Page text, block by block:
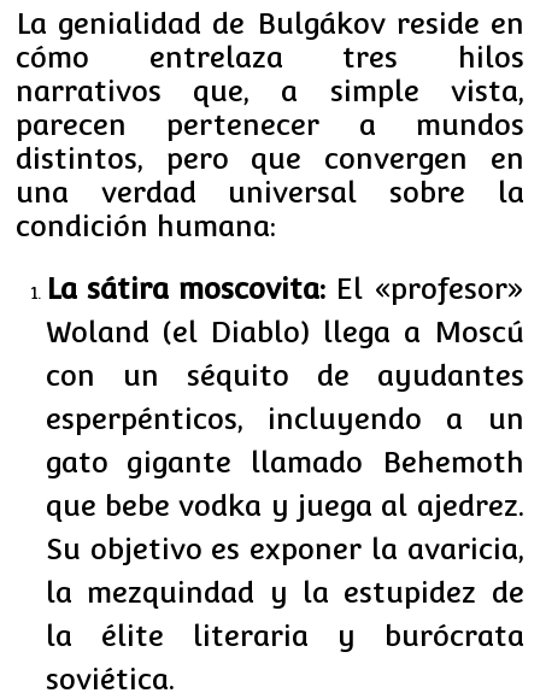
La genialidad de Bulgákov reside en
cómo entrelaza tres hilos
narrativos que, a simple vista,
parecen pertenecer a mundos
distintos, pero que convergen en
una verdad universal sobre la
condición humana:
La sátira moscovita: El «profesor»
Woland (el Diablo) llega a Moscú
con un séquito de ayudantes
esperpénticos, incluyendo a un
gato gigante llamado Behemoth
que bebe vodka y juega al ajedrez.
Su objetivo es exponer la avaricia,
la mezquindad y la estupidez de
la élite literaria y burócrata
soviética.